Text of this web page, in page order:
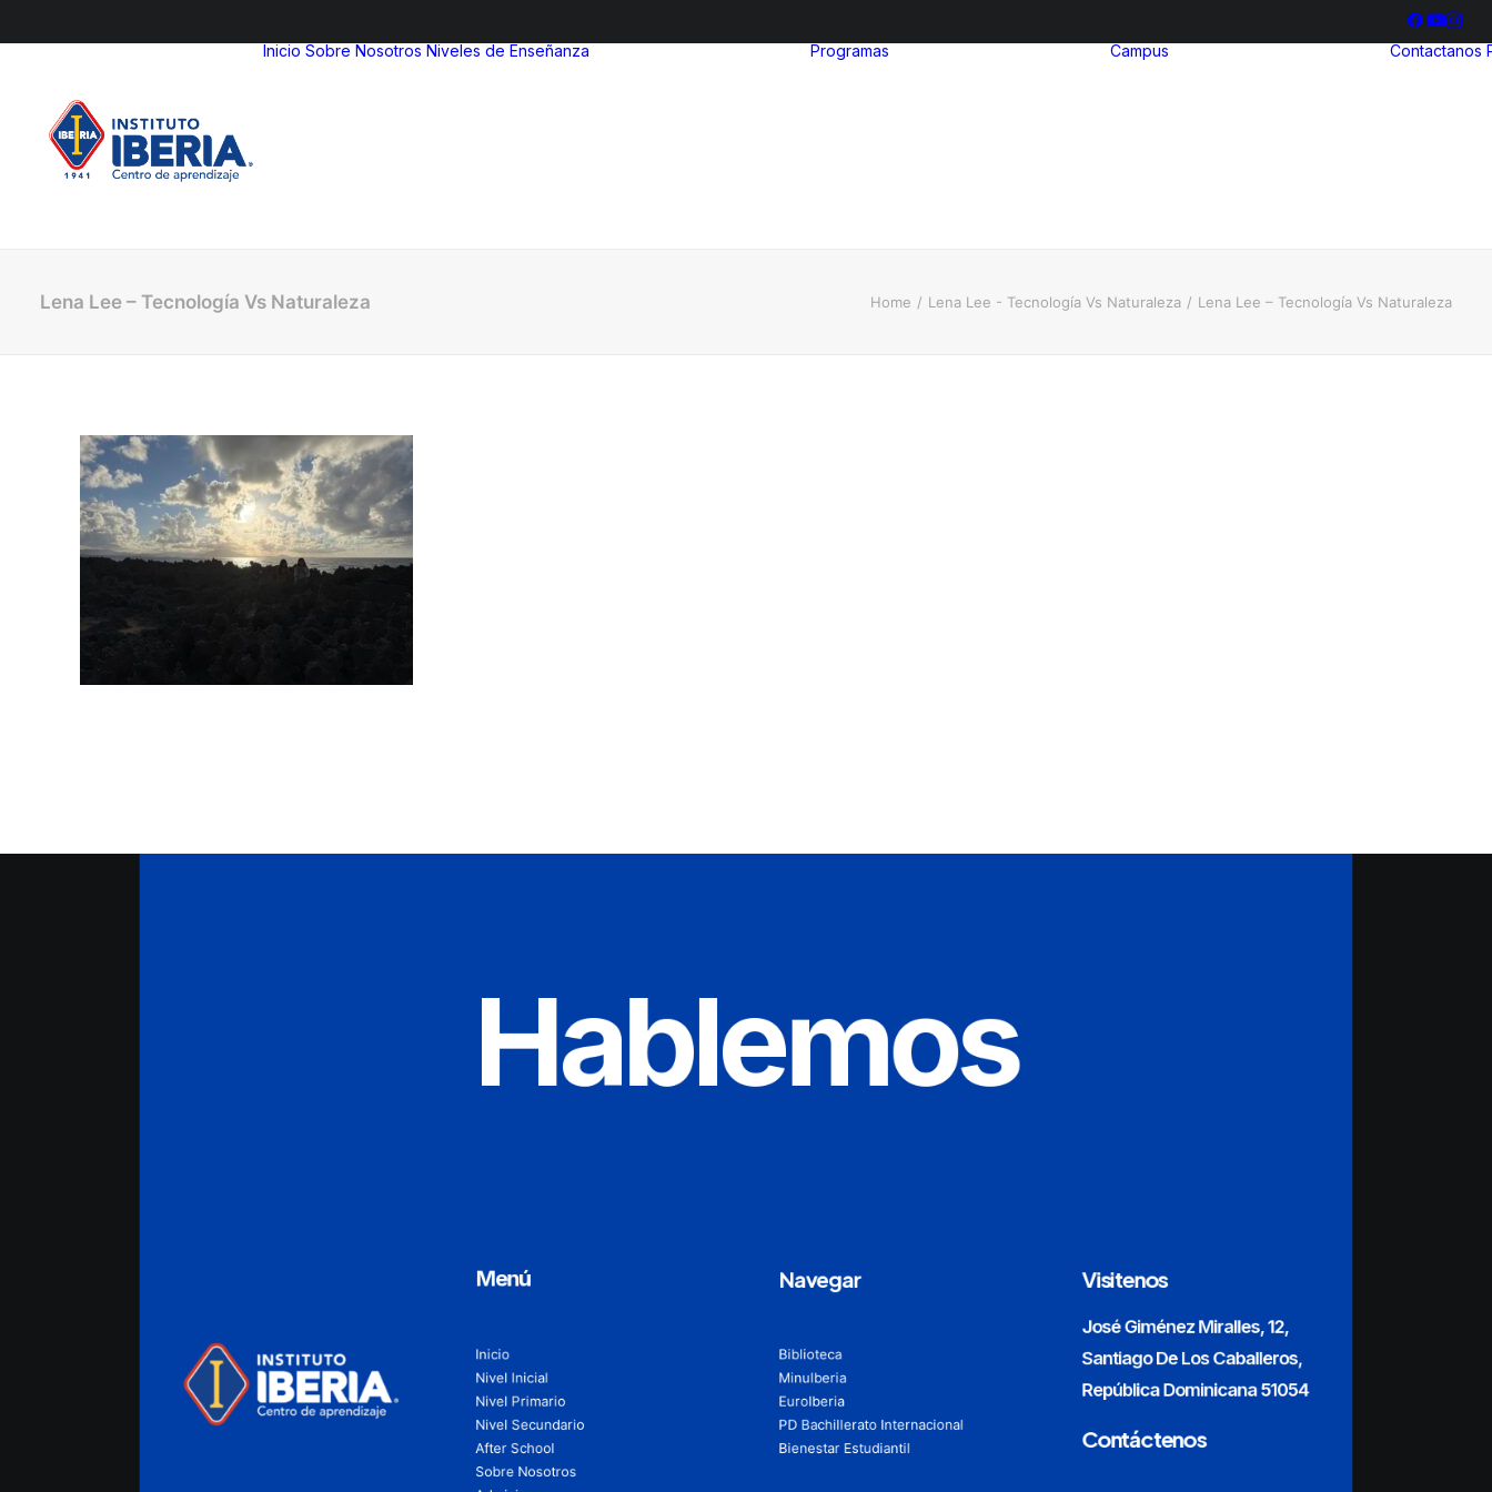
Inicio Sobre Nosotros Niveles de Enseñanza Programas Campus Contactanos
Lena Lee – Tecnología Vs Naturaleza Home Lena Lee - Tecnología Vs Naturaleza Lena Lee – Tecnología Vs Naturaleza
Hablemos
Menú
Inicio
Nivel Inicial
Nivel Primario
Nivel Secundario
After School
Sobre Nosotros
Navegar
Biblioteca
MinuIberia
EuroIberia
PD Bachillerato Internacional
Bienestar Estudiantil
Visitenos
José Giménez Miralles, 12,
Santiago De Los Caballeros,
República Dominicana 51054
Contáctenos